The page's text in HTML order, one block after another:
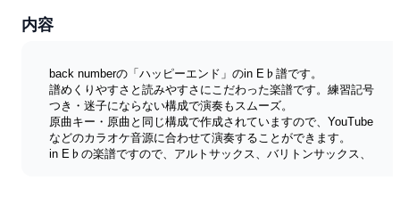
内容
back numberの「ハッピーエンド」のin E♭譜です。
譜めくりやすさと読みやすさにこだわった楽譜です。練習記号
つき・迷子にならない構成で演奏もスムーズ。
原曲キー・原曲と同じ構成で作成されていますので、YouTube
などのカラオケ音源に合わせて演奏することができます。
in E♭の楽譜ですので、アルトサックス、バリトンサックス、